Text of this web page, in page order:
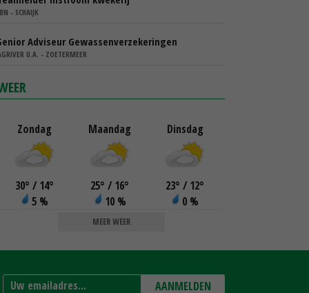
- SCHAIJK
Adviseur Gewassenverzekeringen
U.A. - ZOETERMEER
Zondag
30° / 14°
5 %
Maandag
25° / 16°
10 %
Dinsdag
23° / 12°
0 %
MEER WEER
AANMELDEN